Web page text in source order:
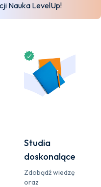
Nauka LevelUp!
Studia
doskonalące
Zdobądź wiedzę
oraz